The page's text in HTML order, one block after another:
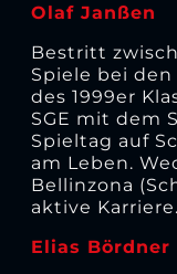
Olaf Janßen
Bestritt
Spiele bei
des 1999er
SGE mit dem
Spieltag auf
am Leben.
Bellinzona
aktive Karriere.
Elias Bördner